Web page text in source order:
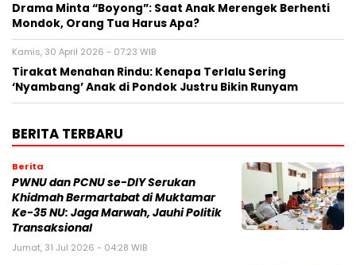
Drama Minta “Boyong”: Saat Anak Merengek Berhenti
Mondok, Orang Tua Harus Apa?
Kamis, 30 April 2026 - 07:23 WIB
Tirakat Menahan Rindu: Kenapa Terlalu Sering
‘Nyambang’ Anak di Pondok Justru Bikin Runyam
BERITA TERBARU
Berita
PWNU dan PCNU se-DIY Serukan
Khidmah Bermartabat di Muktamar
Ke-35 NU: Jaga Marwah, Jauhi Politik
Transaksional
Jumat, 31 Jul 2026 - 04:28 WIB